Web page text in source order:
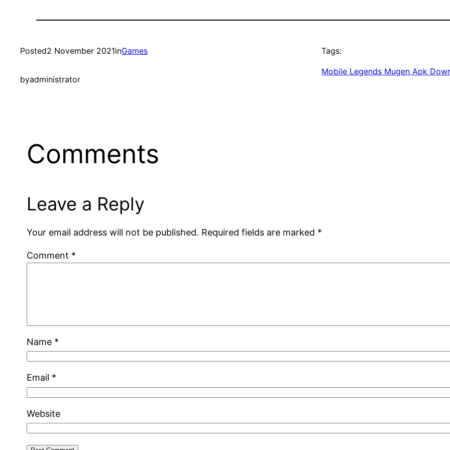
Posted2 November 2021inGames
byadministrator
Tags:
Mobile Legends Mugen Apk
Comments
Leave a Reply
Your email address will not be published. Required fields are marked *
Comment *
Name *
Email *
Website